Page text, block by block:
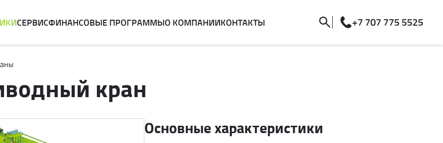
СЕРВИСФИНАНСОВЫЕ ПРОГРАММЫО КОМПАНИИКОНТАКТЫ +7 707 775 5525
кран
Основные характеристики